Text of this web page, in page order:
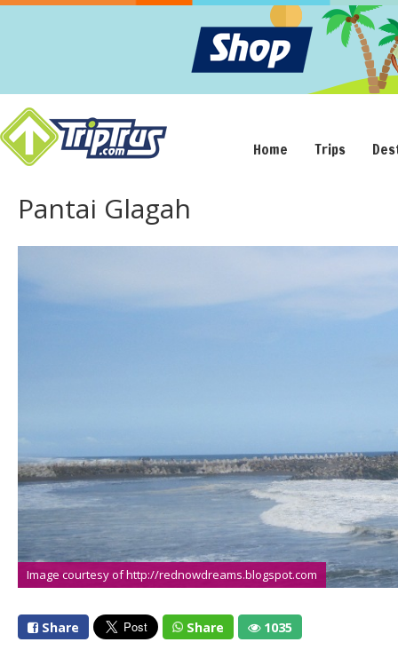
Home Trips
Pantai Glagah
Image courtesy of http://rednowdreams.blogspot.com
Share Share 1035